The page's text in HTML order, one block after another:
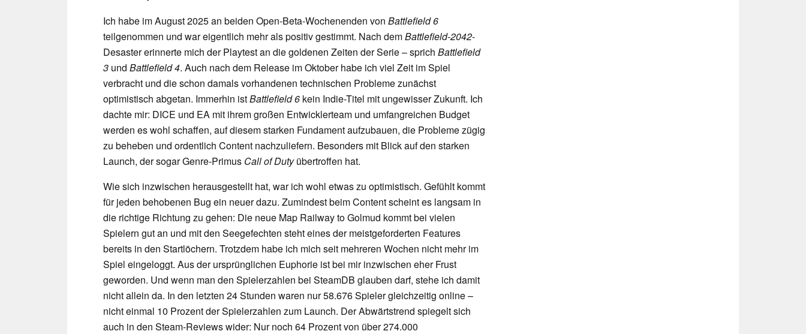
Ich habe im August 2025 an beiden Open-Beta-Wochenenden von Battlefield 6
teilgenommen und war eigentlich mehr als positiv gestimmt. Nach demBattlefield-2042-
Desaster erinnerte mich der Playtest an die goldenen Zeiten der Serie – sprich Battlefield
3 und Battlefield 4. Auch nach dem Release im Oktober habe ich viel Zeit im Spiel
verbracht und die schon damals vorhandenen technischen Probleme zunächst
optimistisch abgetan. Immerhin istBattlefield 6 kein Indie-Titel mit ungewisser Zukunft. Ich
dachte mir: DICE und EA mit ihrem großen Entwicklerteam und umfangreichen Budget
werden es wohl schaffen, auf diesem starken Fundament aufzubauen, die Probleme zügig
zu beheben und ordentlich Content nachzuliefern. Besonders mit Blick auf den starken
Launch, der sogar Genre-Primus Call of Dutyübertroffen hat.
Wie sich inzwischen herausgestellt hat, war ich wohl etwas zu optimistisch. Gefühlt kommt
für jeden behobenen Bug ein neuer dazu. Zumindest beim Content scheint es langsam in
die richtige Richtung zu gehen: Die neue Map Railway to Golmud kommt bei vielen
Spielern gut an und mit den Seegefechten steht eines der meistgeforderten Features
bereits in den Startlöchern. Trotzdem habe ich mich seit mehreren Wochen nicht mehr im
Spiel eingeloggt. Aus der ursprünglichen Euphorie ist bei mir inzwischen eher Frust
geworden. Und wenn man den Spielerzahlen bei SteamDB glauben darf, stehe ich damit
nicht allein da. In den letzten 24 Stunden waren nur 58.676 Spieler gleichzeitig online –
nicht einmal 10 Prozent der Spielerzahlen zum Launch. Der Abwärtstrend spiegelt sich
auch in den Steam-Reviews wider: Nur noch 64 Prozent von über 274.000